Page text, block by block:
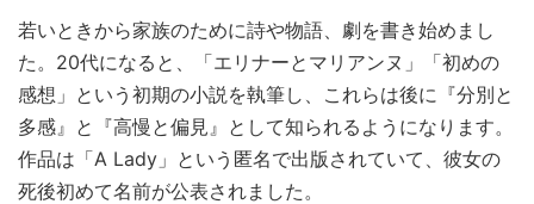
若いときから家族のために詩や物語、劇を書き始めまし
た。20代になると、「エリナーとマリアンヌ」「初めの
感想」という初期の小説を執筆し、これらは後に『分別と
多感』と『高慢と偏見』として知られるようになります。
作品は「A Lady」という匿名で出版されていて、彼女の
死後初めて名前が公表されました。